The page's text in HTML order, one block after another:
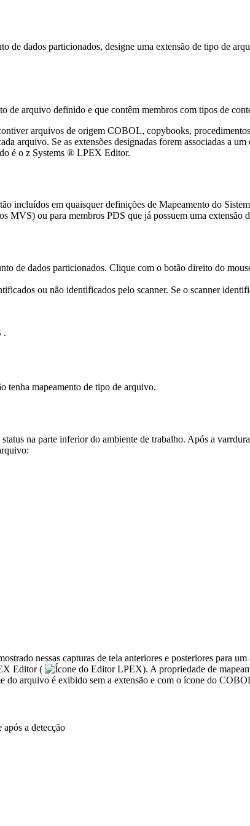
de dados particionados, designe uma extensão de tipo de
de arquivo definido e que contêm membros com tipos de
arquivos de origem COBOL, copybooks,
arquivo. Se as extensões designadas forem associadas a
é o z Systems ® LPEX Editor.
incluídos em quaisquer definições de Mapeamento do
MVS) ou para membros PDS que já possuem uma extensão
de dados particionados. Clique com o botão direito do
ou não identificados pelo scanner. Se o scanner
.
tenha mapeamento de tipo de arquivo.
status na parte inferior do ambiente de trabalho. Após a
nessas capturas de tela anteriores e posteriores para
Editor(
). A propriedade de
do arquivo é exibido sem a extensão e com o ícone do